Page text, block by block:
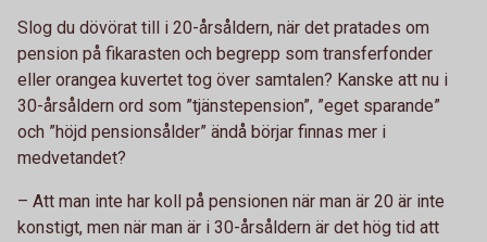
Slog du dövörat till i 20-årsåldern, när det pratades om
pension på fikarasten och begrepp som transferfonder
eller orangea kuvertet tog över samtalen? Kanske att nu i
30-årsåldern ord som ”tjänstepension”, ”eget sparande”
och ”höjd pensionsålder” ändå börjar finnas mer i
medvetandet?
– Att man inte har koll på pensionen när man är 20 är inte
konstigt, men när man är i 30-årsåldern är det hög tid att